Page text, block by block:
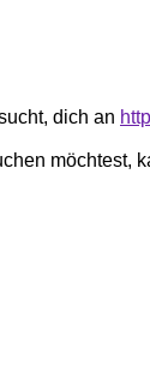
dich an
möchtest,